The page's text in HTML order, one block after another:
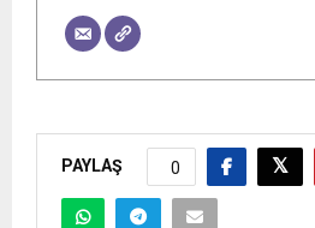
PAYLAŞ 0